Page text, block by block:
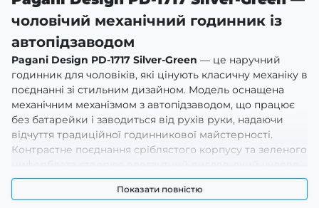
чоловічий механічний годинник із
автопідзаводом
Pagani Design PD-1717 Silver-Green — це наручний
годинник для чоловіків, які цінують класичну механіку в
поєднанні зі стильним дизайном. Модель оснащена
механічним механізмом з автопідзаводом, що працює
без батарейки і заводиться від рухів руки, надаючи
відчуття традиційної годинникової майстерності.
Контрастне поєднання сріблястого корпусу та зеленого
циферблата створює елегантний вигляд, який чудово
виглядає як у повсякденному, так і у більш
Показати повністю